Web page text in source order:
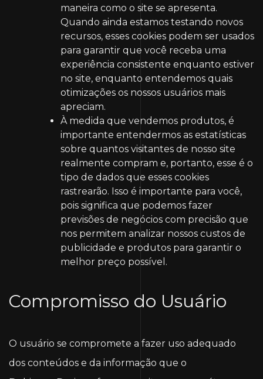
maneira como o site se apresenta.
Quando ainda estamos testando novos
recursos, esses cookies podem ser usados
​​para garantir que você receba uma
experiência consistente enquanto estiver
no site, enquanto entendemos quais
otimizações os nossos usuários mais
apreciam.
À medida que vendemos produtos, é
importante entendermos as estatísticas
sobre quantos visitantes de nosso site
realmente compram e, portanto, esse é o
tipo de dados que esses cookies
rastrearão. Isso é importante para você,
pois significa que podemos fazer
previsões de negócios com precisão que
nos permitem analizar nossos custos de
publicidade e produtos para garantir o
melhor preço possível.
Compromisso do Usuário
O usuário se compromete a fazer uso adequado
dos conteúdos e da informação que o